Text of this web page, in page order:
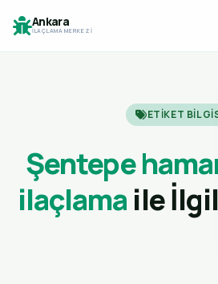
Ankara
İLAÇLAMA MERKEZI
ETIKET
Şentepe
ilaçlama ile